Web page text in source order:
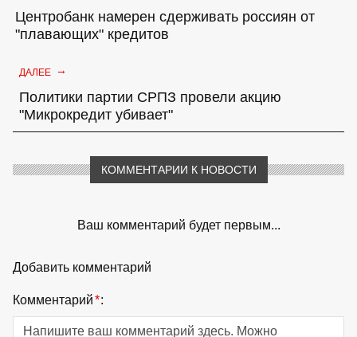
Центробанк намерен сдерживать россиян от
"плавающих" кредитов
ДАЛЕЕ →
Политики партии СРПЗ провели акцию
"Микрокредит убивает"
КОММЕНТАРИИ К НОВОСТИ
Ваш комментарий будет первым...
Добавить комментарий
Комментарий*: